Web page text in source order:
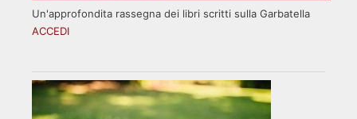
Un'approfondita rassegna dei libri scritti sulla Garbatella
ACCEDI